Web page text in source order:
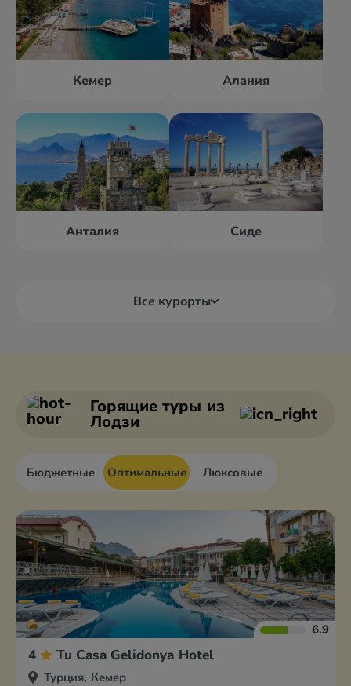
Кемер Алания
Анталия Сиде
Все курорты
Анкара Белек
Горящие туры из
Лодзи
Бюджетные Оптимальные Люксовые
6.9
4 Tu Casa Gelidonya Hotel
Турция, Кемер